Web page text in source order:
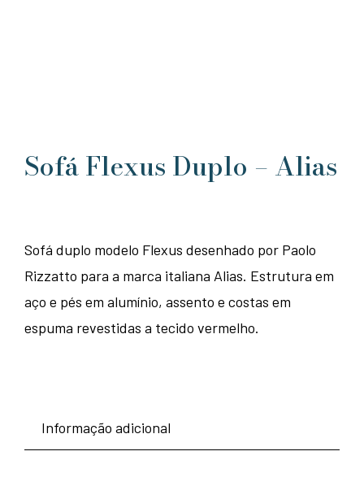
Sofá Flexus Duplo – Alias
Sofá duplo modelo Flexus desenhado por Paolo
Rizzatto para a marca italiana Alias. Estrutura em
aço e pés em alumínio, assento e costas em
espuma revestidas a tecido vermelho.
Informação adicional